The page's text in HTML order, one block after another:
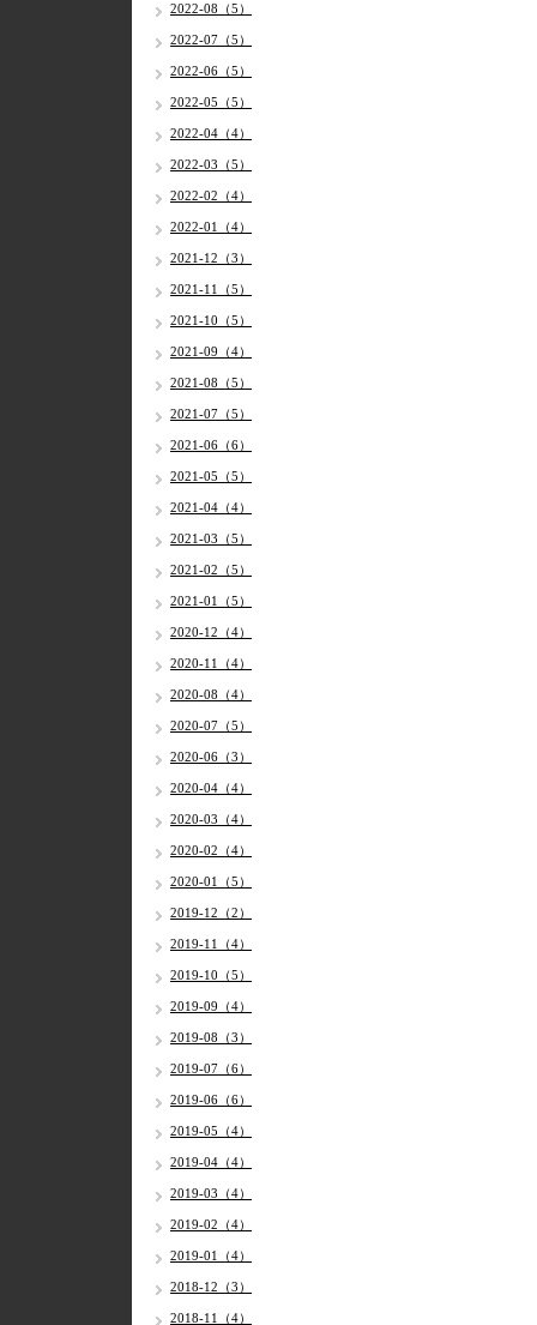
2022-08（5）
2022-07（5）
2022-06（5）
2022-05（5）
2022-04（4）
2022-03（5）
2022-02（4）
2022-01（4）
2021-12（3）
2021-11（5）
2021-10（5）
2021-09（4）
2021-08（5）
2021-07（5）
2021-06（6）
2021-05（5）
2021-04（4）
2021-03（5）
2021-02（5）
2021-01（5）
2020-12（4）
2020-11（4）
2020-08（4）
2020-07（5）
2020-06（3）
2020-04（4）
2020-03（4）
2020-02（4）
2020-01（5）
2019-12（2）
2019-11（4）
2019-10（5）
2019-09（4）
2019-08（3）
2019-07（6）
2019-06（6）
2019-05（4）
2019-04（4）
2019-03（4）
2019-02（4）
2019-01（4）
2018-12（3）
2018-11（4）